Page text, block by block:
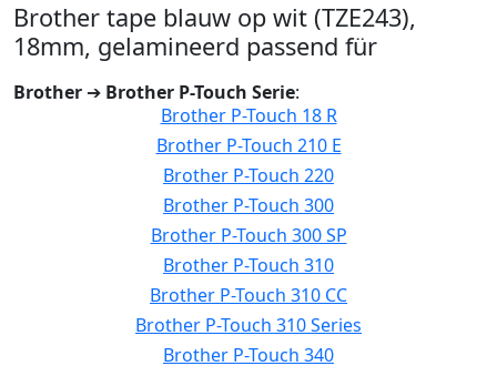
Brother tape blauw op wit (TZE243),
18mm, gelamineerd passend für
Brother ➔ Brother P-Touch Serie:
Brother P-Touch 18 R
Brother P-Touch 210 E
Brother P-Touch 220
Brother P-Touch 300
Brother P-Touch 300 SP
Brother P-Touch 310
Brother P-Touch 310 CC
Brother P-Touch 310 Series
Brother P-Touch 340